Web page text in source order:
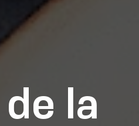
la